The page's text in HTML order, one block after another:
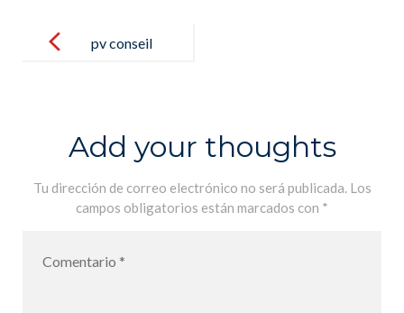
navigation
pv conseil
Add your thoughts
Tu dirección de correo electrónico no será publicada. Los
campos obligatorios están marcados con *